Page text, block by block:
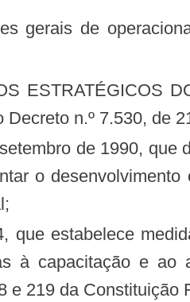
n.º 7.530, de
o
à capacitação e ao
e 219 da Constituição